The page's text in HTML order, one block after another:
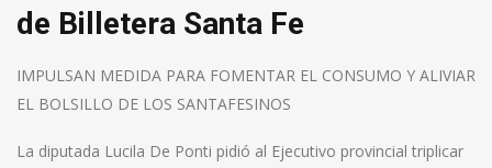
de Billetera Santa Fe
IMPULSAN MEDIDA PARA FOMENTAR EL CONSUMO Y ALIVIAR
EL BOLSILLO DE LOS SANTAFESINOS
La diputada Lucila De Ponti pidió al Ejecutivo provincial triplicar